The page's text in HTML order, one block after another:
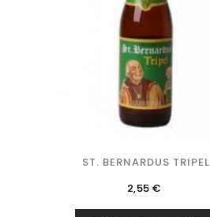
ST. BERNARDUS TRIPEL
Precio
2,55 €